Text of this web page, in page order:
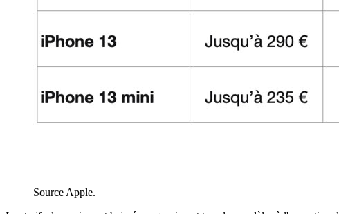
Source Apple.